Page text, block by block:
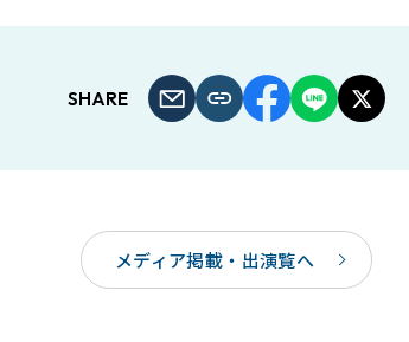
SHARE
メディア掲載・出演覧へ